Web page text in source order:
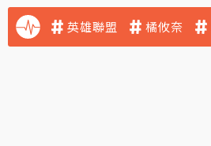
英雄聯盟 橘攸奈